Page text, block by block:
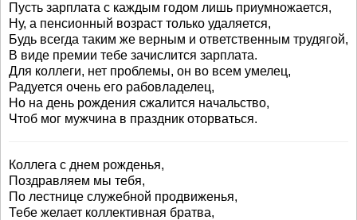
Пусть зарплата с каждым годом лишь приумножается,
Ну, а пенсионный возраст только удаляется,
Будь всегда таким же верным и ответственным трудягой,
В виде премии тебе зачислится зарплата.
Для коллеги, нет проблемы, он во всем умелец,
Радуется очень его рабовладелец,
Но на день рождения сжалится начальство,
Чтоб мог мужчина в праздник оторваться.
Коллега с днем рожденья,
Поздравляем мы тебя,
По лестнице служебной продвиженья,
Тебе желает коллективная братва,